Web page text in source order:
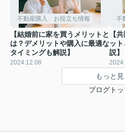
不動産購入 お役立ち情報
【結婚前に家を買うメリットと
は？デメリットや購入に最適な
タイミングも解説】
2024.12.08
不
【
ッ
説】
もっと見
ブログト